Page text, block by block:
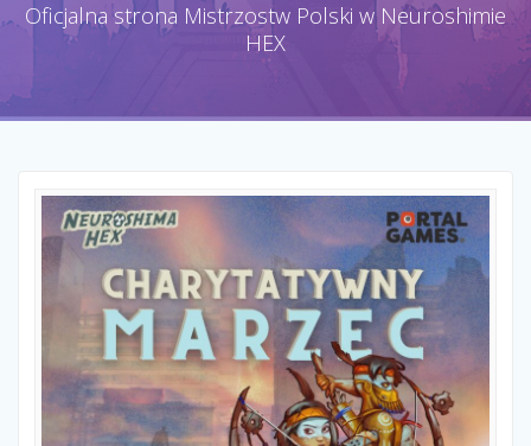
Oficjalna strona Mistrzostw Polski w Neuroshimie
HEX